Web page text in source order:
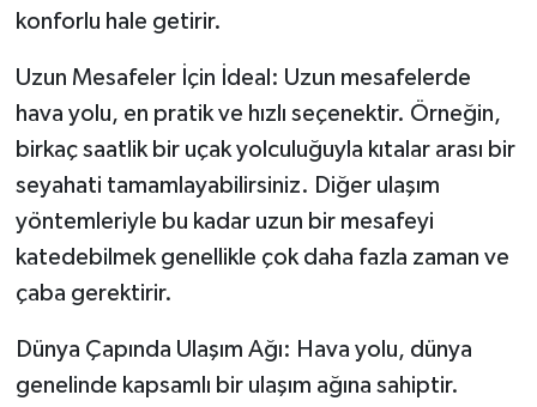
konforlu hale getirir.
Uzun Mesafeler İçin İdeal: Uzun mesafelerde
hava yolu, en pratik ve hızlı seçenektir. Örneğin,
birkaç saatlik bir uçak yolculuğuyla kıtalar arası bir
seyahati tamamlayabilirsiniz. Diğer ulaşım
yöntemleriyle bu kadar uzun bir mesafeyi
katedebilmek genellikle çok daha fazla zaman ve
çaba gerektirir.
Dünya Çapında Ulaşım Ağı: Hava yolu, dünya
genelinde kapsamlı bir ulaşım ağına sahiptir.